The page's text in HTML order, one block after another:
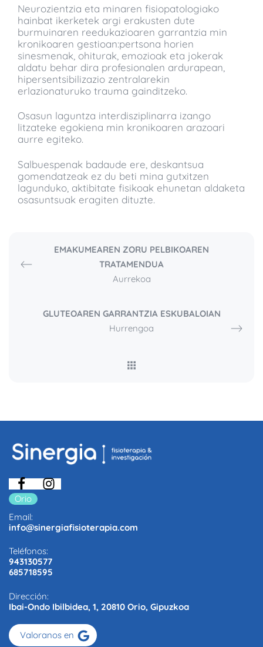
Neurozientzia eta minaren fisiopatologiako
hainbat ikerketek argi erakusten dute
burmuinaren reedukazioaren garrantzia min
kronikoaren gestioan:pertsona horien
sinesmenak, ohiturak, emozioak eta jokerak
aldatu behar dira profesionalen ardurapean,
hipersentsibilizazio zentralarekin
erlazionaturuko trauma gainditzeko.
Osasun laguntza interdisziplinarra izango
litzateke egokiena min kronikoaren arazoari
aurre egiteko.
Salbuespenak badaude ere, deskantsua
gomendatzeak ez du beti mina gutxitzen
lagunduko, aktibitate fisikoak ehunetan aldaketa
osasuntsuak eragiten dituzte.
EMAKUMEAREN ZORU PELBIKOAREN
TRATAMENDUA
Aurrekoa
GLUTEOAREN GARRANTZIA ESKUBALOIAN
Hurrengoa
Orio
Email:
info@sinergiafisioterapia.com
Teléfonos:
943130577
685718595
Dirección:
Ibai-Ondo Ibilbidea, 1, 20810 Orio, Gipuzkoa
Valoranos en